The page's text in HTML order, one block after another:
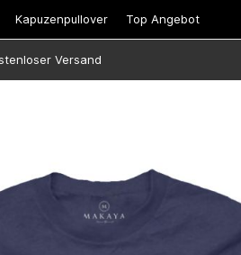
Kapuzenpullover Top Angebot
Versand